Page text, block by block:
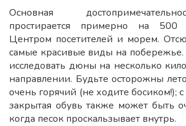
Основная
простирается примерно на
Центром посетителей и морем.
самые красивые виды на
исследовать дюны на несколько
направлении. Будьте осторожны
очень горячий (не ходите босиком!);
закрытая обувь также может быть
когда песок проскальзывает внутрь.